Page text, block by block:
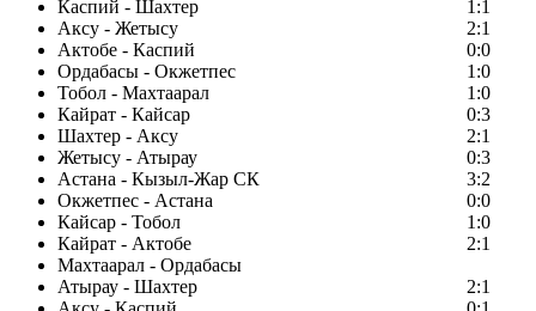
Каспий - Шахтер
1:1
Аксу - Жетысу
2:1
Актобе - Каспий
0:0
Ордабасы - Окжетпес
1:0
Тобол - Махтаарал
1:0
Кайрат - Кайсар
0:3
Шахтер - Аксу
2:1
Жетысу - Атырау
0:3
Астана - Кызыл-Жар СК
3:2
Окжетпес - Астана
0:0
Кайсар - Тобол
1:0
Кайрат - Актобе
2:1
Махтаарал - Ордабасы
Атырау - Шахтер
2:1